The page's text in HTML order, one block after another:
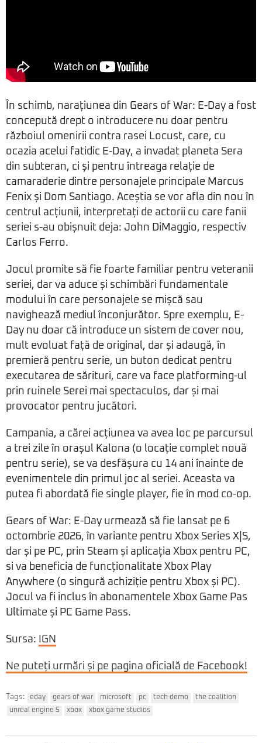
În schimb, narațiunea din Gears of War: E-Day a fost
concepută drept o introducere nu doar pentru
războiul omenirii contra rasei Locust, care, cu
ocazia acelui fatidic E-Day, a invadat planeta Sera
din subteran, ci și pentru întreaga relație de
camaraderie dintre personajele principale Marcus
Fenix și Dom Santiago. Aceștia se vor afla din nou în
centrul acțiunii, interpretați de actorii cu care fanii
seriei s-au obișnuit deja: John DiMaggio, respectiv
Carlos Ferro.
Jocul promite să fie foarte familiar pentru veteranii
seriei, dar va aduce și schimbări fundamentale
modului în care personajele se mișcă sau
navighează mediul înconjurător. Spre exemplu, E-
Day nu doar că introduce un sistem de cover nou,
mult evoluat față de original, dar și adaugă, în
premieră pentru serie, un buton dedicat pentru
executarea de sărituri, care va face platforming-ul
prin ruinele Serei mai spectaculos, dar și mai
provocator pentru jucători.
Campania, a cărei acțiunea va avea loc pe parcursul
a trei zile în orașul Kalona (o locație complet nouă
pentru serie), se va desfășura cu 14 ani înainte de
evenimentele din primul joc al seriei. Aceasta va
putea fi abordată fie single player, fie în mod co-op.
Gears of War: E-Day urmează să fie lansat pe 6
octombrie 2026, în variante pentru Xbox Series X|S,
dar și pe PC, prin Steam și aplicația Xbox pentru PC,
si va beneficia de funcționalitate Xbox Play
Anywhere (o singură achiziție pentru Xbox și PC).
Jocul va fi inclus în abonamentele Xbox Game Pas
Ultimate și PC Game Pass.
Sursa: IGN
Ne puteți urmări și pe pagina oficială de Facebook!
Tags: eday gears of war microsoft pc tech demo
the coalition
unreal engine 5
xbox xbox game studios